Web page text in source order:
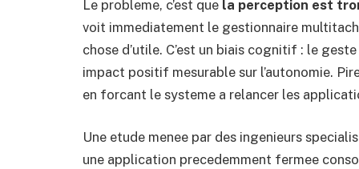
Le probleme, c’est que la perception est
voit immediatement le gestionnaire
chose d’utile. C’est un biais cognitif : le
impact positif mesurable sur l’autonomie.
en forcant le systeme a relancer les
Une etude menee par des ingenieurs
une application precedemment fermee